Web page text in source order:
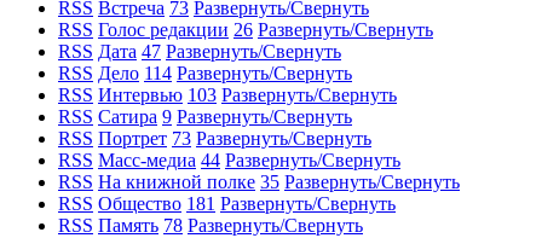
RSS Встреча 73 Развернуть/Свернуть
RSS Голос редакции 26 Развернуть/Свернуть
RSS Дата 47 Развернуть/Свернуть
RSS Дело 114 Развернуть/Свернуть
RSS Интервью 103 Развернуть/Свернуть
RSS Сатира 9 Развернуть/Свернуть
RSS Портрет 73 Развернуть/Свернуть
RSS Масс-медиа 44 Развернуть/Свернуть
RSS На книжной полке 35 Развернуть/Свернуть
RSS Общество 181 Развернуть/Свернуть
RSS Память 78 Развернуть/Свернуть